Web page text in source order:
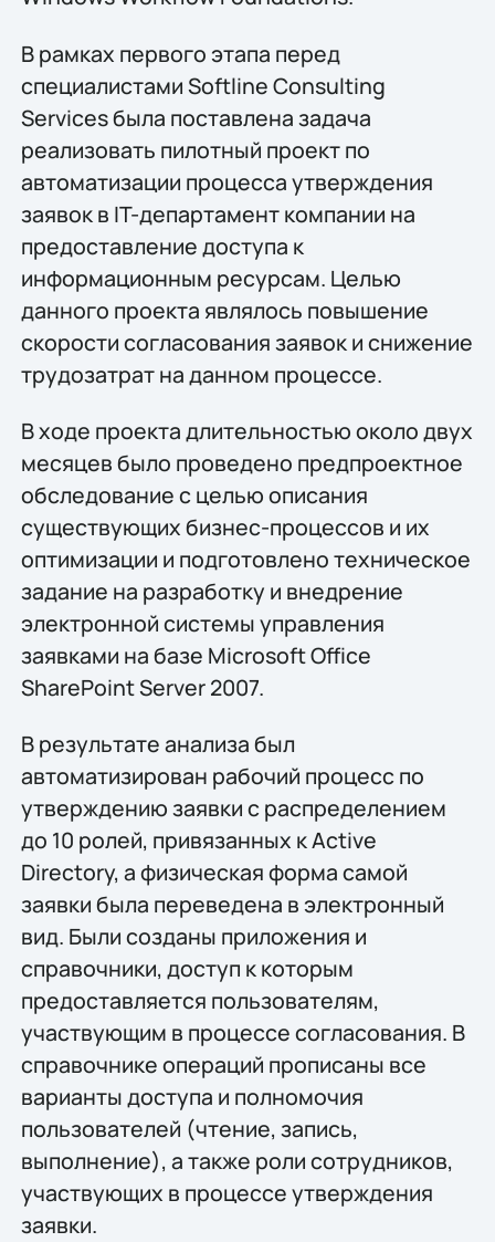
В рамках первого этапа перед
специалистами Softline Consulting
Services была поставлена задача
реализовать пилотный проект по
автоматизации процесса утверждения
заявок в IT-департамент компании на
предоставление доступа к
информационным ресурсам. Целью
данного проекта являлось повышение
скорости согласования заявок и снижение
трудозатрат на данном процессе.
В ходе проекта длительностью около двух
месяцев было проведено предпроектное
обследование с целью описания
существующих бизнес-процессов и их
оптимизации и подготовлено техническое
задание на разработку и внедрение
электронной системы управления
заявками на базе Microsoft Office
SharePoint Server 2007.
В результате анализа был
автоматизирован рабочий процесс по
утверждению заявки с распределением
до 10 ролей, привязанных к Active
Directory, а физическая форма самой
заявки была переведена в электронный
вид. Были созданы приложения и
справочники, доступ к которым
предоставляется пользователям,
участвующим в процессе согласования. В
справочнике операций прописаны все
варианты доступа и полномочия
пользователей (чтение, запись,
выполнение), а также роли сотрудников,
участвующих в процессе утверждения
заявки.